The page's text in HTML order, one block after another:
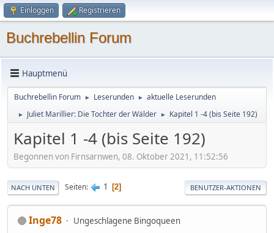
Einloggen Registrieren
Buchrebellin Forum
Hauptmenü
Buchrebellin Forum ► Leserunden ► aktuelle Leserunden
► Juliet Marillier: Die Tochter der Wälder ► Kapitel 1 -4 (bis Seite 192)
Kapitel 1 -4 (bis Seite 192)
Begonnen von Firnsarnwen, 08. Oktober 2021, 11:52:56
NACH UNTEN Seiten 1 2 BENUTZER-AKTIONEN
Inge78
Ungeschlagene Bingoqueen